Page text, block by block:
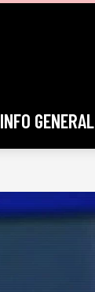
INFO GENERAL